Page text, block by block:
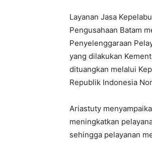
Layanan Jasa
Pengusahaan Batam
Penyelenggaraan
yang dilakukan
dituangkan melalui
Republik Indonesia
Ariastuty
meningkatkan
sehingga pelayanan